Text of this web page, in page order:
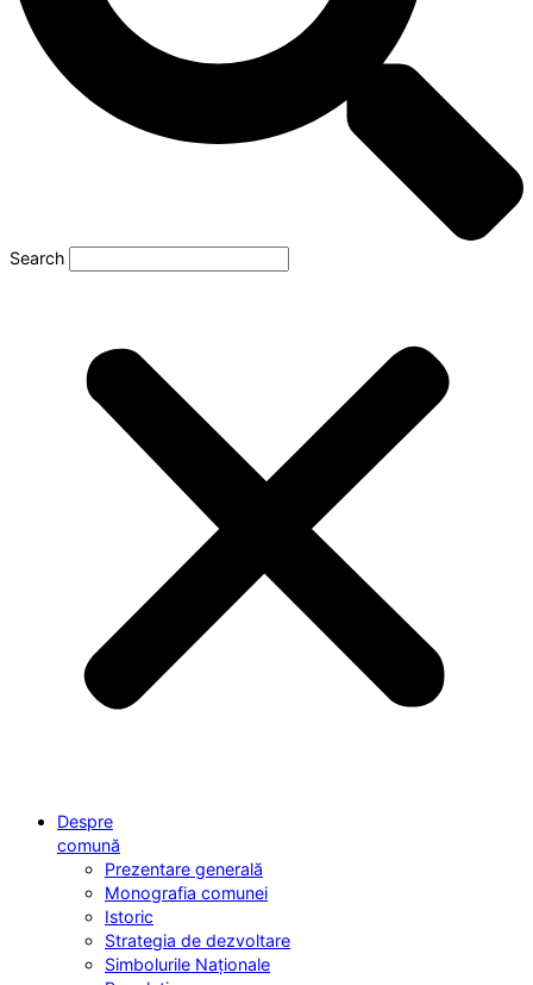
Search
Despre
comună
Prezentare generală
Monografia comunei
Istoric
Strategia de dezvoltare
Simbolurile Naționale